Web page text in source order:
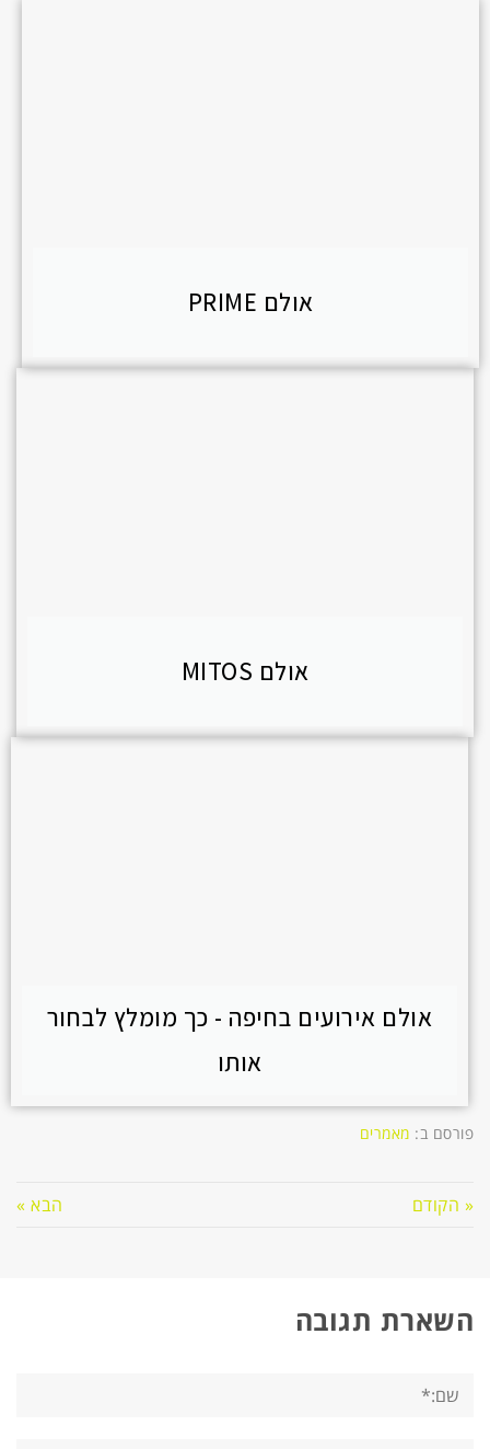
אולם PRIME
אולם MITOS
אולם אירועים בחיפה - כך מומלץ לבחור
אותו
פורסם ב: מאמרים
« הקודם הבא »
השארת תגובה